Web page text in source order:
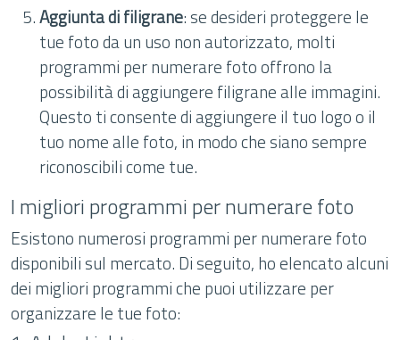
Aggiunta di filigrane: se desideri proteggere le
tue foto da un uso non autorizzato, molti
programmi per numerare foto offrono la
possibilità di aggiungere filigrane alle immagini.
Questo ti consente di aggiungere il tuo logo o il
tuo nome alle foto, in modo che siano sempre
riconoscibili come tue.
I migliori programmi per numerare foto
Esistono numerosi programmi per numerare foto
disponibili sul mercato. Di seguito, ho elencato alcuni
dei migliori programmi che puoi utilizzare per
organizzare le tue foto: